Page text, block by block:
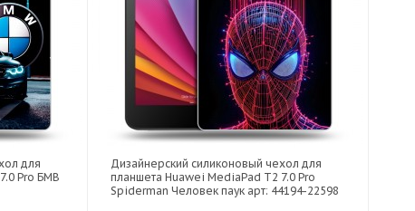
для
Pro БМВ
Дизайнерский силиконовый чехол для
планшета Huawei MediaPad T2 7.0 Pro
Spiderman Человек паук арт: 44194-22598